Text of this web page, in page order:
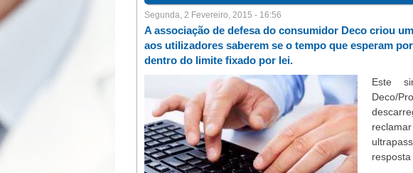
Segunda, 2 Fevereiro, 2015 - 16:56
A associação de defesa do consumidor Deco criou
aos utilizadores saberem se o tempo que esperam
dentro do limite fixado por lei.
Este
Deco/
resposta